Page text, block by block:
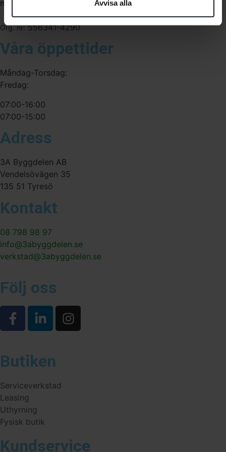
Avvisa alla
medarbetare med gedigen erfarenhet.
Org. nr:556341-4290
Våra öppettider
Måndag-Torsdag:
Fredag:
07:00-16:00
07:00-15:00
Adress
3A Byggdelen AB
Vendelsövägen 35
135 51 Tyresö
Kontakt
08 798 98 97
info@3abyggdelen.se
verkstad@3abyggdelen.se
Följ oss
Butiken
Serviceverkstad
Leasing
Uthyrning
Fysisk butik
Kundservice